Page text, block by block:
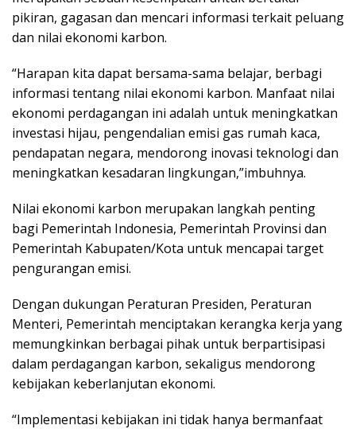
pikiran, gagasan dan mencari informasi terkait peluang
dan nilai ekonomi karbon.
“Harapan kita dapat bersama-sama belajar, berbagi
informasi tentang nilai ekonomi karbon. Manfaat nilai
ekonomi perdagangan ini adalah untuk meningkatkan
investasi hijau, pengendalian emisi gas rumah kaca,
pendapatan negara, mendorong inovasi teknologi dan
meningkatkan kesadaran lingkungan,”imbuhnya.
Nilai ekonomi karbon merupakan langkah penting
bagi Pemerintah Indonesia, Pemerintah Provinsi dan
Pemerintah Kabupaten/Kota untuk mencapai target
pengurangan emisi.
Dengan dukungan Peraturan Presiden, Peraturan
Menteri, Pemerintah menciptakan kerangka kerja yang
memungkinkan berbagai pihak untuk berpartisipasi
dalam perdagangan karbon, sekaligus mendorong
kebijakan keberlanjutan ekonomi.
“Implementasi kebijakan ini tidak hanya bermanfaat